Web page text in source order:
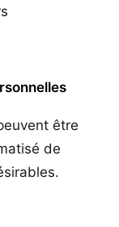
être
de